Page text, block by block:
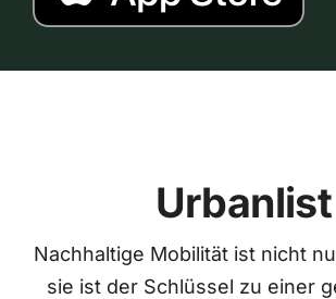
Urbanlist
Nachhaltige Mobilität ist nicht
sie ist der Schlüssel zu einer